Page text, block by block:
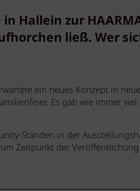
Hallein zur
ließ. Wer
ein neues Konzept in
Es gab wie immer
Ständen in der
Zeitpunkt der